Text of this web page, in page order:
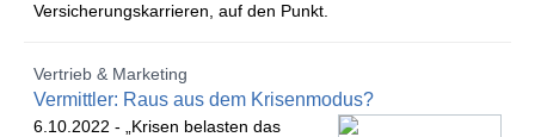
Versicherungskarrieren, auf den Punkt.
Vertrieb & Marketing
Vermittler: Raus aus dem Krisenmodus?
6.10.2022 -
„Krisen belasten das